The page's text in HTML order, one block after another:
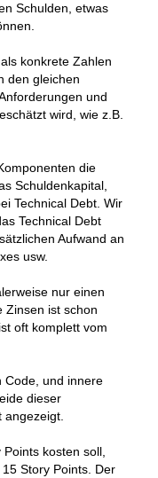
Schulden, etwas
konkrete Zahlen
den gleichen
und
wird, wie z.B.
die
Schuldenkapital,
Technical Debt. Wir
Technical Debt
Aufwand an
usw.
nur einen
Zinsen ist schon
oft komplett vom
Code, und innere
dieser
kosten soll,
Story Points. Der